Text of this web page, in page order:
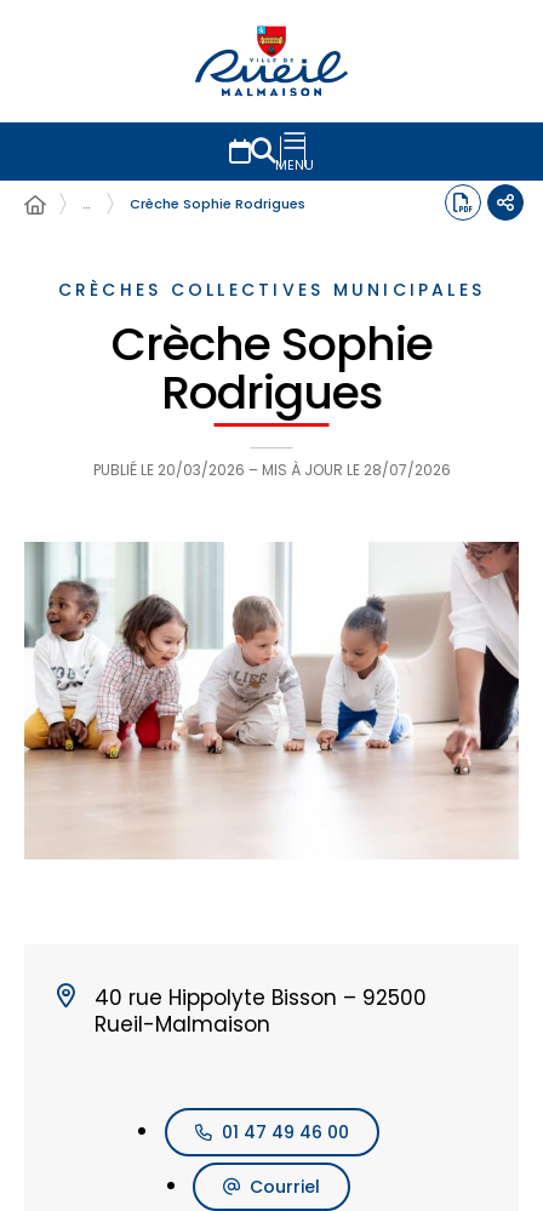
MENU
…
Crèche Sophie Rodrigues
CRÈCHES COLLECTIVES MUNICIPALES
Crèche Sophie
Rodrigues
PUBLIÉ LE 20/03/2026 – MIS À JOUR LE 28/07/2026
40 rue Hippolyte Bisson – 92500
Rueil-Malmaison
01 47 49 46 00
Courriel